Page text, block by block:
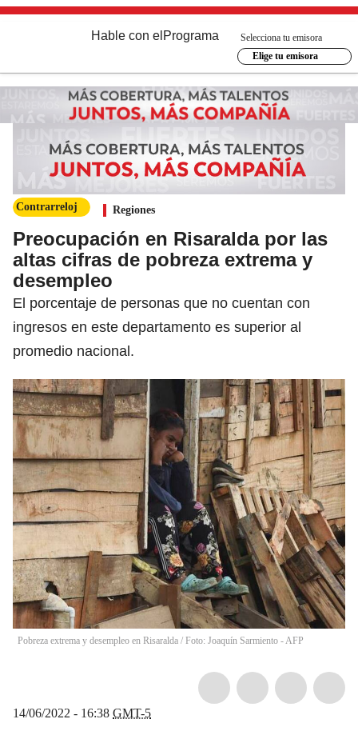
Hable con el Programa
Selecciona tu emisora
Elige tu emisora
Contrarreloj Regiones
Preocupación en Risaralda por las
altas cifras de pobreza extrema y
desempleo
El porcentaje de personas que no cuentan con
ingresos en este departamento es superior al
promedio nacional.
Pobreza extrema y desempleo en Risaralda / Foto: Joaquín Sarmiento - AFP
14/06/2022 - 16:38 GMT-5